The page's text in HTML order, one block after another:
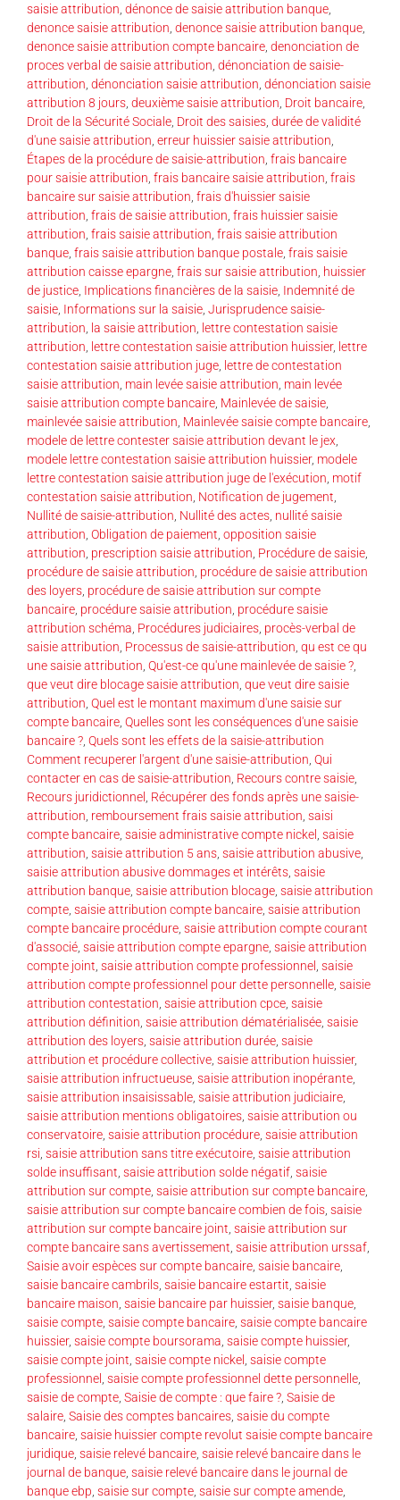
saisie attribution, dénonce de saisie attribution banque,
denonce saisie attribution, denonce saisie attribution banque,
denonce saisie attribution compte bancaire, denonciation de
proces verbal de saisie attribution, dénonciation de saisie-
attribution, dénonciation saisie attribution, dénonciation saisie
attribution 8 jours, deuxième saisie attribution, Droit bancaire,
Droit de la Sécurité Sociale, Droit des saisies, durée de validité
d'une saisie attribution, erreur huissier saisie attribution,
Étapes de la procédure de saisie-attribution, frais bancaire
pour saisie attribution, frais bancaire saisie attribution, frais
bancaire sur saisie attribution, frais d'huissier saisie
attribution, frais de saisie attribution, frais huissier saisie
attribution, frais saisie attribution, frais saisie attribution
banque, frais saisie attribution banque postale, frais saisie
attribution caisse epargne, frais sur saisie attribution, huissier
de justice, Implications financières de la saisie, Indemnité de
saisie, Informations sur la saisie, Jurisprudence saisie-
attribution, la saisie attribution, lettre contestation saisie
attribution, lettre contestation saisie attribution huissier, lettre
contestation saisie attribution juge, lettre de contestation
saisie attribution, main levée saisie attribution, main levée
saisie attribution compte bancaire, Mainlevée de saisie,
mainlevée saisie attribution, Mainlevée saisie compte bancaire,
modele de lettre contester saisie attribution devant le jex,
modele lettre contestation saisie attribution huissier, modele
lettre contestation saisie attribution juge de l'exécution, motif
contestation saisie attribution, Notification de jugement,
Nullité de saisie-attribution, Nullité des actes, nullité saisie
attribution, Obligation de paiement, opposition saisie
attribution, prescription saisie attribution, Procédure de saisie,
procédure de saisie attribution, procédure de saisie attribution
des loyers, procédure de saisie attribution sur compte
bancaire, procédure saisie attribution, procédure saisie
attribution schéma, Procédures judiciaires, procès-verbal de
saisie attribution, Processus de saisie-attribution, qu est ce qu
une saisie attribution, Qu'est-ce qu'une mainlevée de saisie ?,
que veut dire blocage saisie attribution, que veut dire saisie
attribution, Quel est le montant maximum d'une saisie sur
compte bancaire, Quelles sont les conséquences d'une saisie
bancaire ?, Quels sont les effets de la saisie-attribution
Comment recuperer l'argent d'une saisie-attribution, Qui
contacter en cas de saisie-attribution, Recours contre saisie,
Recours juridictionnel , Récupérer des fonds après une saisie-
attribution, remboursement frais saisie attribution, saisi
compte bancaire, saisie administrative compte nickel , saisie
attribution, saisie attribution 5 ans, saisie attribution abusive,
saisie attribution abusive dommages et intérêts, saisie
attribution banque, saisie attribution blocage, saisie attribution
compte, saisie attribution compte bancaire, saisie attribution
compte bancaire procédure, saisie attribution compte courant
d'associé, saisie attribution compte epargne, saisie attribution
compte joint, saisie attribution compte professionnel , saisie
attribution compte professionnel pour dette personnelle, saisie
attribution contestation, saisie attribution cpce, saisie
attribution définition, saisie attribution dématérialisée, saisie
attribution des loyers, saisie attribution durée, saisie
attribution et procédure collective, saisie attribution huissier,
saisie attribution infructueuse, saisie attribution inopérante,
saisie attribution insaisissable, saisie attribution judiciaire,
saisie attribution mentions obligatoires, saisie attribution ou
conservatoire, saisie attribution procédure, saisie attribution
rsi, saisie attribution sans titre exécutoire, saisie attribution
solde insuffisant, saisie attribution solde négatif, saisie
attribution sur compte, saisie attribution sur compte bancaire,
saisie attribution sur compte bancaire combien de fois, saisie
attribution sur compte bancaire joint, saisie attribution sur
compte bancaire sans avertissement, saisie attribution urssaf,
Saisie avoir espèces sur compte bancaire, saisie bancaire,
saisie bancaire cambrils, saisie bancaire estartit, saisie
bancaire maison, saisie bancaire par huissier, saisie banque,
saisie compte, saisie compte bancaire, saisie compte bancaire
huissier, saisie compte boursorama, saisie compte huissier,
saisie compte joint, saisie compte nickel , saisie compte
professionnel , saisie compte professionnel dette personnelle,
saisie de compte, Saisie de compte : que faire ?, Saisie de
salaire, Saisie des comptes bancaires, saisie du compte
bancaire, saisie huissier compte revolut saisie compte bancaire
juridique, saisie relevé bancaire, saisie relevé bancaire dans le
journal de banque, saisie relevé bancaire dans le journal de
banque ebp, saisie sur compte, saisie sur compte amende,